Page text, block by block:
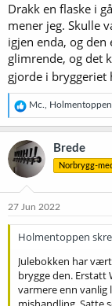
Drakk en flaske i
mener jeg. Skulle
igjen enda, og
glimrende, og det
gjorde i bryggeriet
R
e
a
k
s
o
e
Mc. Holmentoppen
Brede
Norbrygg-
27 Jun 2022
Holmentoppen
Julebokken har
brygge den. Erstatt
varmere enn